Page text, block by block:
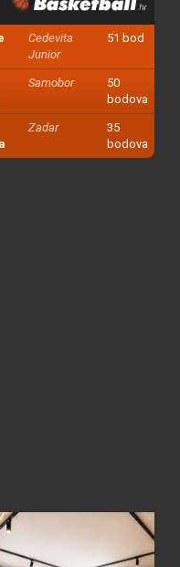
Cedevita
Junior
51 bod
Samobor
50
bodova
Zadar
35
bodova